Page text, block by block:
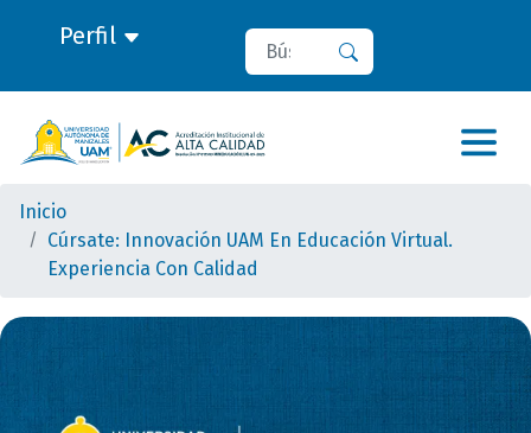
Perfil Buscar
Inicio
Cúrsate: Innovación UAM En Educación Virtual.
Experiencia Con Calidad